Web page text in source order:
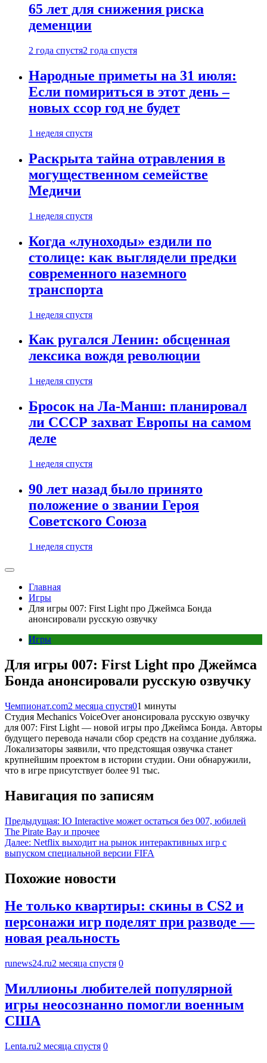
65 лет для снижения риска
деменции
2 года спустя2 года спустя
Народные приметы на 31 июля:
Если помириться в этот день –
новых ссор год не будет
1 неделя спустя
Раскрыта тайна отравления в
могущественном семействе
Медичи
1 неделя спустя
Когда «луноходы» ездили по
столице: как выглядели предки
современного наземного
транспорта
1 неделя спустя
Как ругался Ленин: обсценная
лексика вождя революции
1 неделя спустя
Бросок на Ла-Манш: планировал
ли СССР захват Европы на самом
деле
1 неделя спустя
90 лет назад было принято
положение о звании Героя
Советского Союза
1 неделя спустя
Главная
Игры
Для игры 007: First Light про Джеймса Бонда
анонсировали русскую озвучку
Игры
Для игры 007: First Light про Джеймса
Бонда анонсировали русскую озвучку
Чемпионат.com2 месяца спустя01 минуты
Студия Mechanics VoiceOver анонсировала русскую озвучку
для 007: First Light — новой игры про Джеймса Бонда. Авторы
будущего перевода начали сбор средств на создание дубляжа.
Локализаторы заявили, что предстоящая озвучка станет
крупнейшим проектом в истории студии. Они обнаружили,
что в игре присутствует более 91 тыс.
Навигация по записям
Предыдущая: IO Interactive может остаться без 007, юбилей
The Pirate Bay и прочее
Далее: Netflix выходит на рынок интерактивных игр с
выпуском специальной версии FIFA
Похожие новости
Не только квартиры: скины в CS2 и
персонажи игр поделят при разводе —
новая реальность
runews24.ru2 месяца спустя 0
Миллионы любителей популярной
игры неосознанно помогли военным
США
Lenta.ru2 месяца спустя 0